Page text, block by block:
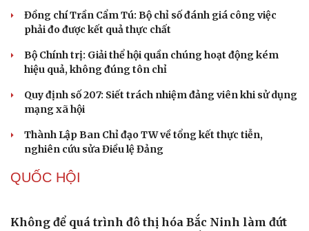
Cải chính
Đồng chí Trần Cẩm Tú: Bộ chỉ số đánh giá công việc
phải đo được kết quả thực chất
Bộ Chính trị: Giải thể hội quần chúng hoạt động kém
hiệu quả, không đúng tôn chỉ
Quy định số 207: Siết trách nhiệm đảng viên khi sử dụng
mạng xã hội
Thành Lập Ban Chỉ đạo TW về tổng kết thực tiễn,
nghiên cứu sửa Điều lệ Đảng
QUỐC HỘI
Không để quá trình đô thị hóa Bắc Ninh làm đứt